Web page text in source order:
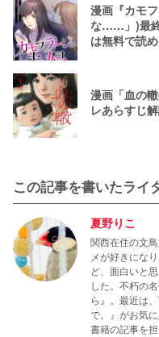
漫画『カモ
な……」)最
は無料で読
漫画「血の
レあらすじ
この記事を書いたライ
夏野りこ
関西在住の文
メが好きにな
ど、面白いと
した。不朽の
ら』。最近は
で。』がお気
書籍の記事を担